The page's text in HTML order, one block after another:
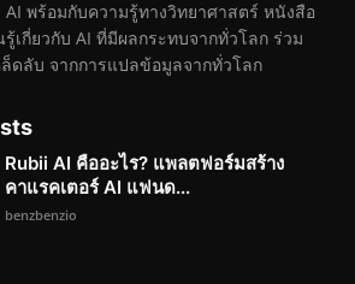
พร้อมกับความรู้ทางวิทยาศาสตร์ หนังสือ
เกี่ยวกับ AI ที่มีผลกระทบจากทั่วโลก ร่วม
ดลับ จากการแปลข้อมูลจากทั่วโลก
Rubii AI คืออะไร? แพลตฟอร์มสร้าง
คาแรคเตอร์ AI แฟนด...
benzbenzio